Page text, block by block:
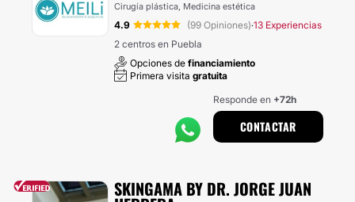
Cirugía plástica, Medicina estética
4.9 (99 Opiniones)·13 Experiencias
2 centros en Puebla
Opciones de financiamiento
Primera visita gratuita
Responde en +72h
CONTACTAR
SKINGAMA BY DR. JORGE JUAN